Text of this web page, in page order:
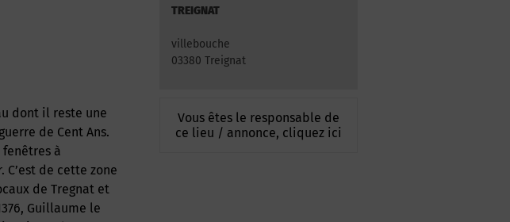
de Cent Ans.
à
de cette zone
de Tregnat et
Guillaume le
TREIGNAT
villebouche
03380 Treignat
Vous êtes le responsable de
ce lieu / annonce, cliquez ici